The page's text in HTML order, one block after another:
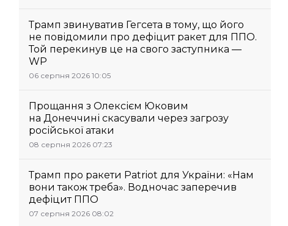
Трамп звинуватив Гегсета в тому, що його
не повідомили про дефіцит ракет для ППО.
Той перекинув це на свого заступника —
WP
06 серпня 2026 10:05
Прощання з Олексієм Юковим
на Донеччині скасували через загрозу
російської атаки
08 серпня 2026 07:23
Трамп про ракети Patriot для України: «Нам
вони також треба». Водночас заперечив
дефіцит ППО
07 серпня 2026 08:02